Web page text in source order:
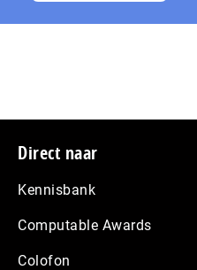
Footer
Direct naar
Kennisbank
Computable Awards
Colofon